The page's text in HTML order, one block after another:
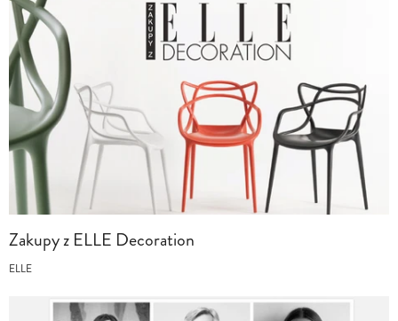
Zakupy z ELLE Decoration
ELLE